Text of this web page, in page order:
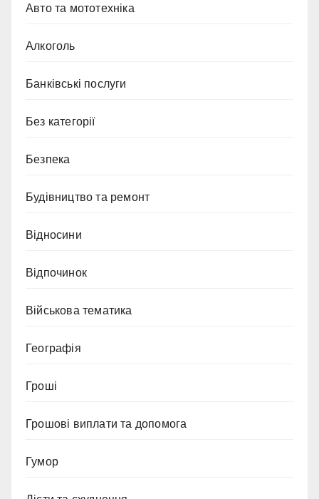
Авто та мототехніка
Алкоголь
Банківські послуги
Без категорії
Безпека
Будівництво та ремонт
Відносини
Відпочинок
Військова тематика
Географія
Гроші
Грошові виплати та допомога
Гумор